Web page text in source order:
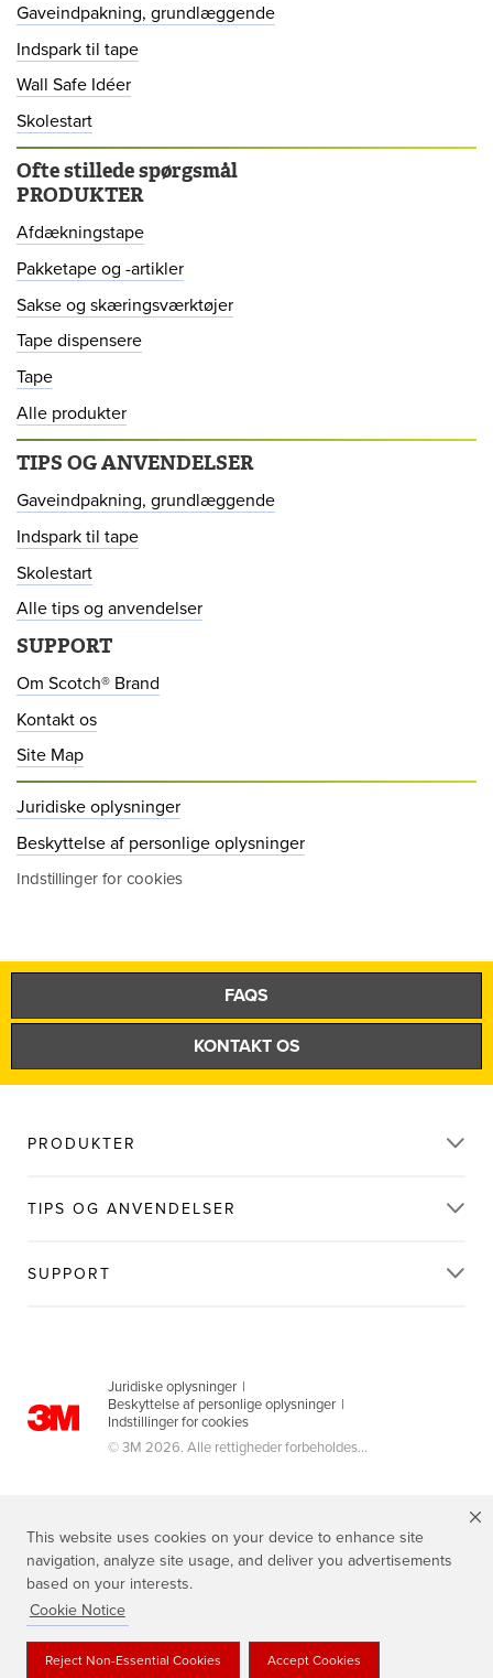
This website uses cookies on your device to enhance site
navigation, analyze site usage, and deliver you advertisements
based on your interests.
Cookie Notice
Reject Non-Essential Cookies Accept Cookies
Gaveindpakning, grundlæggende
Indspark til tape
Wall Safe Idéer
Skolestart
Ofte stillede spørgsmål
PRODUKTER
Afdækningstape
Pakketape og -artikler
Sakse og skæringsværktøjer
Tape dispensere
Tape
Alle produkter
TIPS OG ANVENDELSER
Gaveindpakning, grundlæggende
Indspark til tape
Skolestart
Alle tips og anvendelser
SUPPORT
Om Scotch® Brand
Kontakt os
Site Map
Juridiske oplysninger
Beskyttelse af personlige oplysninger
Indstillinger for cookies
FAQS
KONTAKT OS
PRODUKTER
TIPS OG ANVENDELSER
SUPPORT
Juridiske oplysninger |
Beskyttelse af personlige oplysninger |
Indstillinger for cookies
© 3M 2026. Alle rettigheder forbeholdes...
3M, Scotch®, Magic og Plaid Design er varemærker tilhørende 3M.